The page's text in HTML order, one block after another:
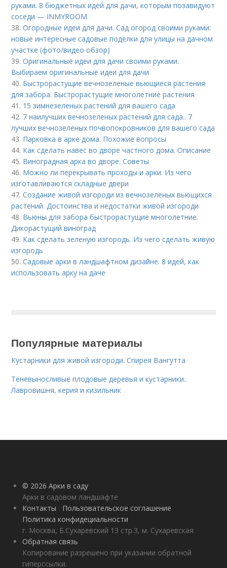
руками. 8 бюджетных идей для дачи, которым позавидуют
соседи — INMYROOM
38.Огородные идеи для дачи. Сад огород своими руками:
новые интересные садовые поделки для улицы на дачном
участке (фото/видео обзор)
39.Оригинальные идеи для дачи своими руками.
Выбираем оригинальные идеи для дачи
40. Быстрорастущие вечнозеленые вьющиеся растения
для забора. Быстрорастущие многолетние растения
41. 15 зимнезеленых растений для вашего сада
42. 7 наилучших вечнозеленых растений для сада.. 7
лучших вечнозеленых почвопокровников для вашего сада
43. Парковка в арке дома. Похожие вопросы
44. Как сделать навес во дворе частного дома. Описание
45. Виноградная арка во дворе. Советы
46. Можно ли перекрывать проходы и арки. Из чего
изготавливаются складные двери
47.Создание живой изгороди из вечнозеленых вьющихся
растений. Достоинства и недостатки живой изгороди
48. Вьюны для забора быстрорастущие многолетние.
Дикорастущий виноград
49. Как сделать зеленую изгородь. Из чего сделать живую
изгородь
50.Садовые арки в ландшафтном дизайне. 8 идей, как
использовать арку на даче
Популярные материалы
Кустарники для живой изгороди. Спирея Вангутта
Теневыносливые плодовые деревья и кустарники..
Лавровишня, керия и кизильник
© 2026 Арки в саду
Арки в садовом ландшафте
Контакты
Пользовательское соглашение
Политика конфидециальности
г. Москва, Б.Сухаревский 13 стр.3, м. Сухаревская
Обратная связь
Копирование разрешено при указании обратной
гиперссылки.